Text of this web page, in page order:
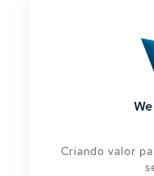
Criando valor